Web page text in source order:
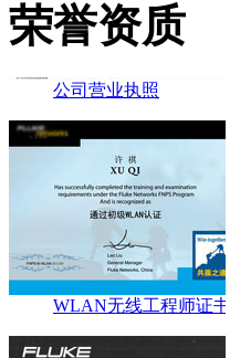
荣誉资质
公司营业执照
WLAN无线工程师证书